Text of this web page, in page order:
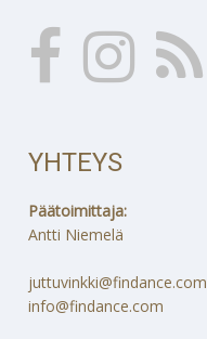
YHTEYS
Päätoimittaja:
Antti Niemelä
juttuvinkki@findance.com
info@findance.com